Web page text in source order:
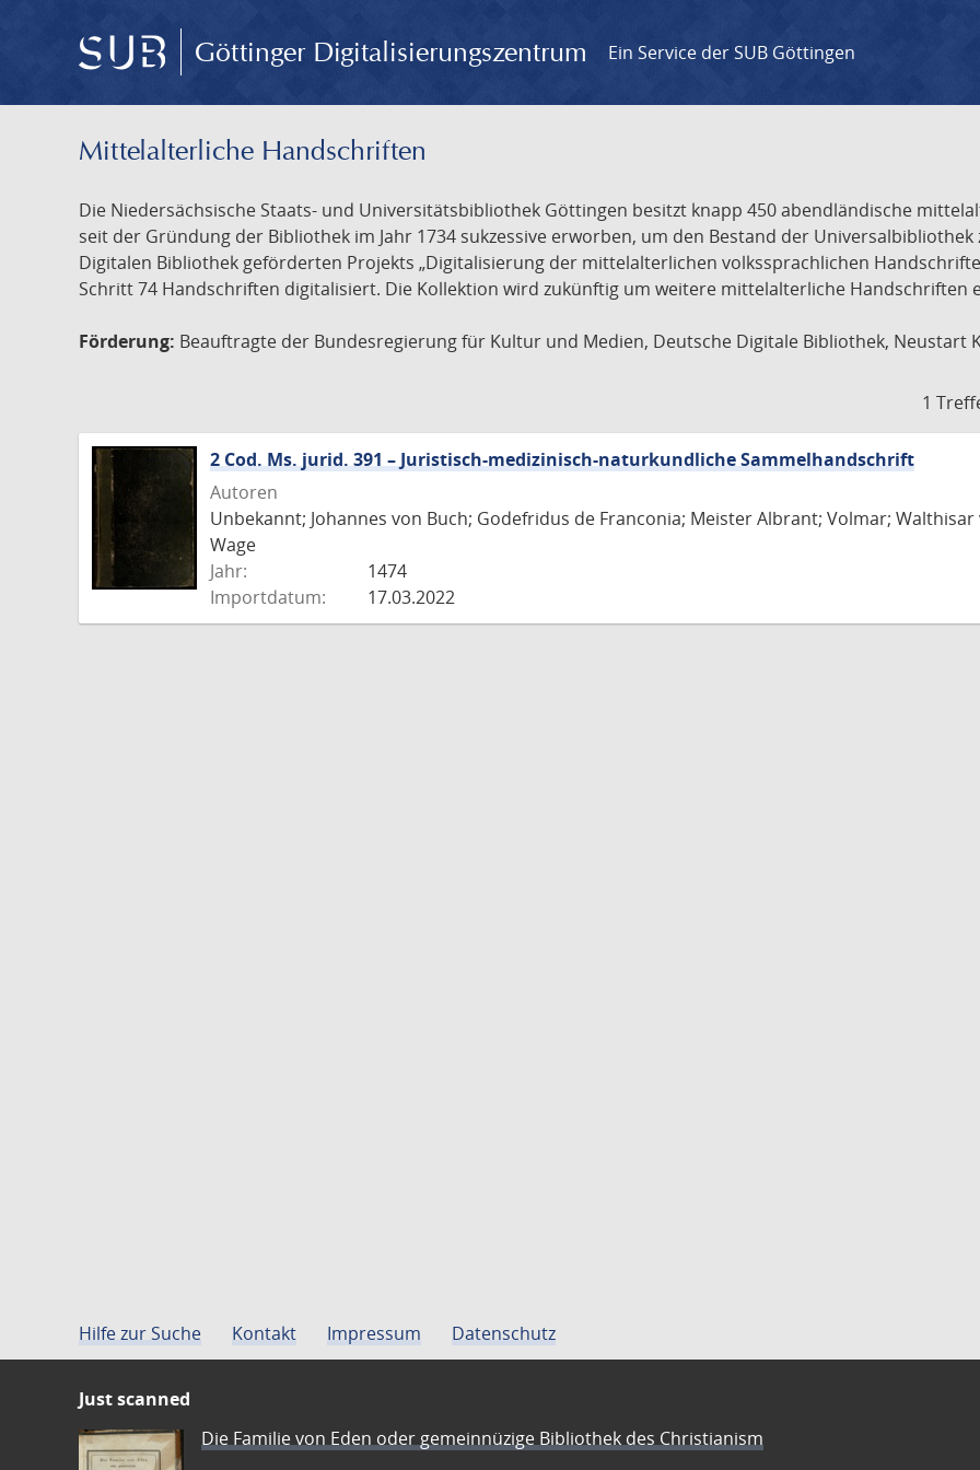
Göttinger Digitalisierungszentrum Ein Service der SUB Göttingen
Mittelalterliche Handschriften
Die Niedersächsische Staats- und Universitätsbibliothek Göttingen besitzt knapp 450 abendländische
seit der Gründung der Bibliothek im Jahr 1734 sukzessive erworben, um den Bestand der
Digitalen Bibliothek geförderten Projekts „Digitalisierung der mittelalterlichen volkssprachlichen
Schritt 74 Handschriften digitalisiert. Die Kollektion wird zukünftig um weitere mittelalterliche Handschriften
Förderung: Beauftragte der Bundesregierung für Kultur und Medien, Deutsche Digitale Bibliothek, Neustart
1
2 Cod. Ms. jurid. 391 – Juristisch-medizinisch-naturkundliche Sammelhandschrift
Autoren
Unbekannt; Johannes von Buch; Godefridus de Franconia; Meister Albrant; Volmar;
Wage
Jahr:
1474
Importdatum:
17.03.2022
Hilfe zur Suche Kontakt Impressum Datenschutz
Just scanned
Die Familie von Eden oder gemeinnüzige Bibliothek des Christianism